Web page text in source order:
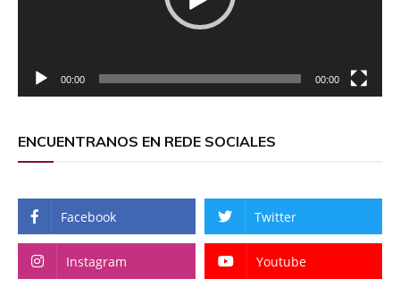
00:00 00:00
ENCUENTRANOS EN REDE SOCIALES
Facebook Twitter
Instagram Youtube